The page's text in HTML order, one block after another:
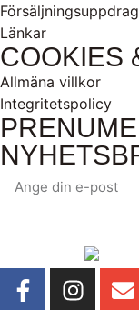
Försäljningsuppdrag
Länkar
COOKIES
Allmäna villkor
Integritetspolicy